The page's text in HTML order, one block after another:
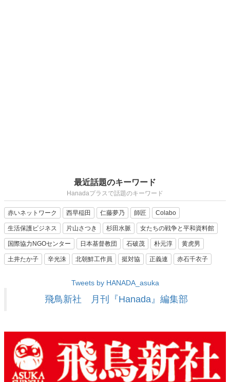
最近話題のキーワード
Hanadaプラスで話題のキーワード
赤いネットワーク 西早稲田 仁藤夢乃 師匠 Colabo
生活保護ビジネス 片山さつき 杉田水脈 女たちの戦争と平和資料館
国際協力NGOセンター 日本基督教団 石破茂 朴元淳 黄虎男
土井たか子 辛光洙 北朝鮮工作員 挺対協 正義連 赤石千衣子
Tweets by HANADA_asuka
飛鳥新社 月刊『Hanada』編集部